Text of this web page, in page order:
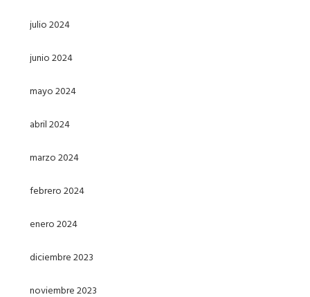
julio 2024
junio 2024
mayo 2024
abril 2024
marzo 2024
febrero 2024
enero 2024
diciembre 2023
noviembre 2023